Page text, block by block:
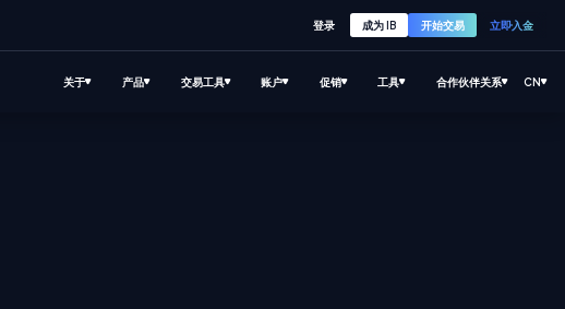
登录 成为 IB 开始交易 立即入金
关于 产品 交易工具 账户 促销 工具 合作伙伴关系 CN